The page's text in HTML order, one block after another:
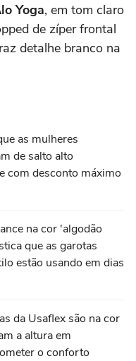
Yoga, em tom claro
de zíper frontal
detalhe branco na
as mulheres
de salto alto
com desconto máximo
na cor 'algodão
que as garotas
estão usando em dias
da Usaflex são na cor
a altura em
o conforto